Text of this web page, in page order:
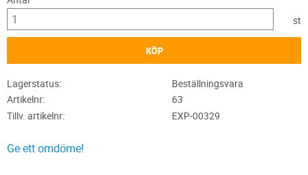
st
KÖP
Lagerstatus
Beställningsvara
Artikelnr
63
Tillv. artikelnr
EXP-00329
Ge ett omdöme!